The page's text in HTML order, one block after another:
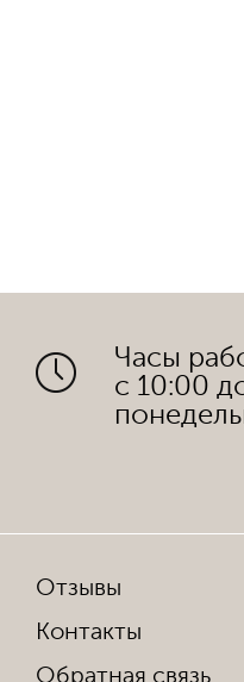
Часы
с 10:00
Отзывы
Контакты
Обратная связь